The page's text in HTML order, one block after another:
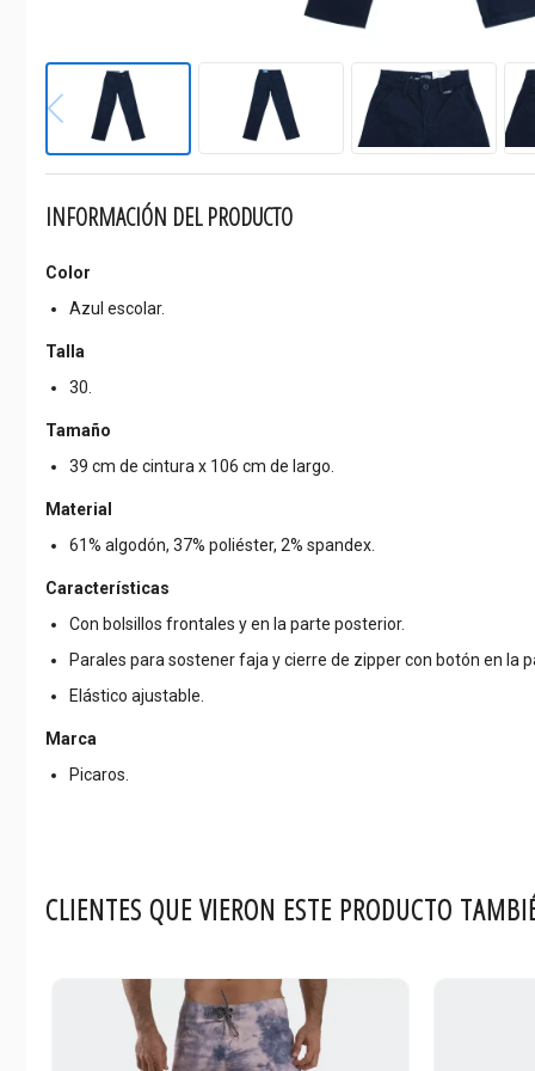
INFORMACIÓN DEL PRODUCTO
Color
Azul escolar.
Talla
30.
Tamaño
39 cm de cintura x 106 cm de largo.
Material
61% algodón, 37% poliéster, 2% spandex.
Características
Con bolsillos frontales y en la parte posterior.
Parales para sostener faja y cierre de zipper con botón en la
Elástico ajustable.
Marca
Picaros.
CLIENTES QUE VIERON ESTE PRODUCTO